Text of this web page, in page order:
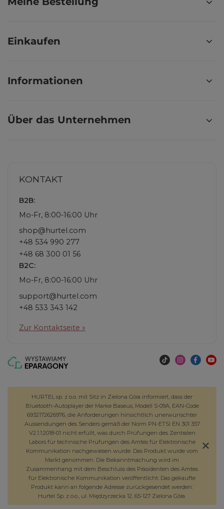
Einkaufen
Informationen
Über das Unternehmen
KONTAKT
B2B:
Mo-Fr, 8:00-16:00 Uhr
shop@hurtel.com
+48 534 990 277
+48 68 300 01 56
B2C:
Mo-Fr, 8:00-16:00 Uhr
support@hurtel.com
+48 533 343 142
Zur Kontaktseite »
HURTEL sp. z o.o. mit Sitz in Zielona Góra informiert, dass der
Bluetooth-Autoplayer der Marke Baseus, Modell S-09A, EAN-Code
6932172626976, die Anforderungen hinsichtlich unerwünschter
Aussendungen des Senders gemäß der Norm PN-ETSI EN 301 357
V2.1.1:2018-01 nicht erfüllt, was durch Prüfungen des Zentralen
Labors für technische Prüfungen des Amtes für Elektronische
Kommunikation nachgewiesen wurde. Das Produkt wurde vom
Markt genommen. Die Bekanntmachung wird im
Zusammenhang mit dem Beschluss des Präsidenten des Amtes
für Elektronische Kommunikation veröffentlicht. Das gekaufte
Produkt kann an folgende Adresse zurückgesendet werden:
Hurtel Sp. z o.o., ul. Międzyrzecka 12, 65-127 Zielona Góra.